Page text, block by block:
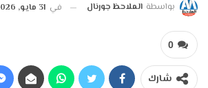
بواسطة الملاحظ جورنال في 31 مايو, 2026
0
شارك